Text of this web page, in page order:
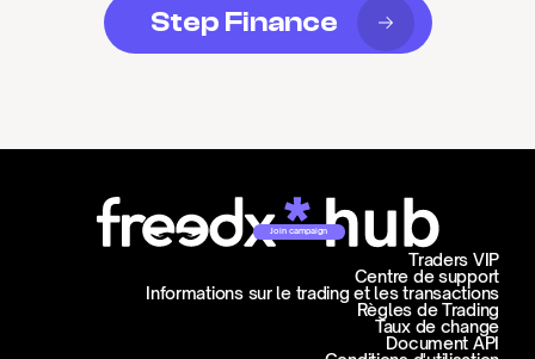
Step Finance
Join campaign
Centre de support
Informations sur le trading et les transactions
Traders VIP
Règles de Trading
Taux de change
Document API